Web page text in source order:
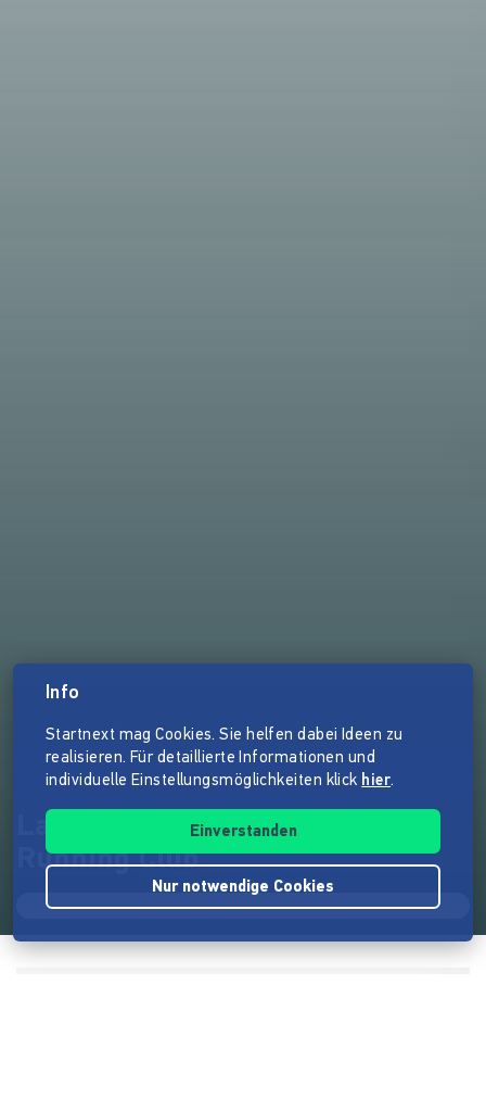
Laufen verbindet - Skid Row
Running Club
Info
Startnext mag Cookies. Sie helfen dabei Ideen zu
realisieren. Für detaillierte Informationen und
individuelle Einstellungsmöglichkeiten klick hier.
Einverstanden
Nur notwendige Cookies